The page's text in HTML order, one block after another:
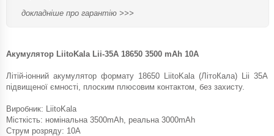
докладніше про гарантію >>>
Акумулятор LiitoKala Lii-35A 18650 3500 mAh 10A
Літій-іонний акумулятор формату 18650 LiitoKala (ЛітоКала) Lii 35A
підвищеної ємності, плоским плюсовим контактом, без захисту.
Виробник: LiitoKala
Місткість: номінальна 3500mAh, реальна 3000mAh
Струм розряду: 10A